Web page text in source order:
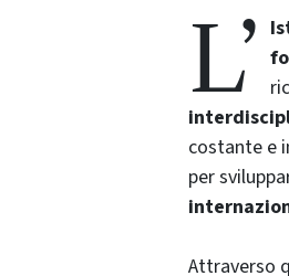
L’
costante e
per
Attraverso